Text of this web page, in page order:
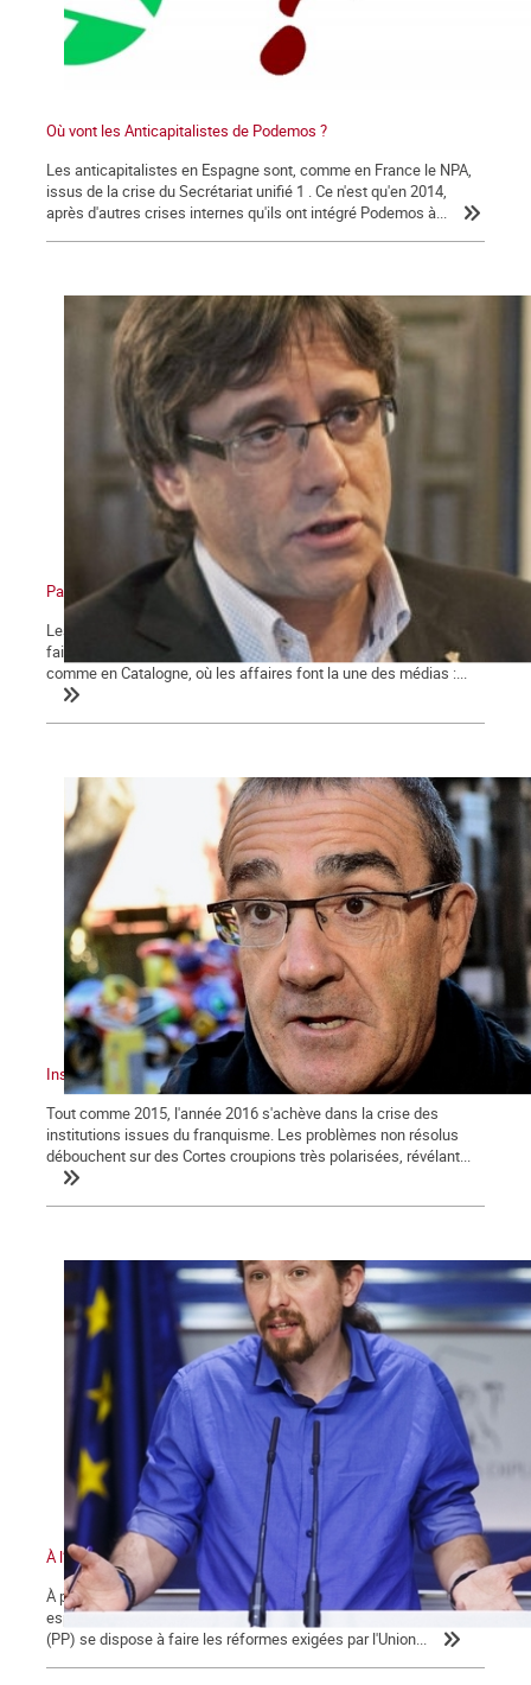
Où vont les Anticapitalistes de Podemos ?
Les anticapitalistes en Espagne sont, comme en France le NPA,
issus de la crise du Secrétariat unifié 1 . Ce n'est qu'en 2014,
après d'autres crises internes qu'ils ont intégré Podemos à...
Pactes, corruption et lutte des classes
Les forces centrifuges ne cessent d'agiter l'État espagnol. Pour y
faire face, les tribunaux de la monarchie tournent à plein régime,
comme en Catalogne, où les affaires font la une des médias :...
Institutions en crise et nationalités
Tout comme 2015, l'année 2016 s'achève dans la crise des
institutions issues du franquisme. Les problèmes non résolus
débouchent sur des Cortes croupions très polarisées, révélant...
À l’épreuve du pacte P.P – P.S.O.E
À peine investi, grâce à l'appui du Partido socialista obrero
español (PSOE), le gouvernement minoritaire du Partido Popular
(PP) se dispose à faire les réformes exigées par l'Union...